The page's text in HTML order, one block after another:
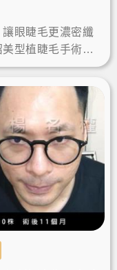
眼睫毛更濃密纖
型植睫毛手術，
們跟著專家的腳